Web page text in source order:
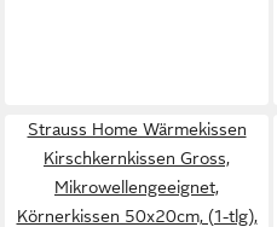
Strauss Home Wärmekissen
Kirschkernkissen Gross,
Mikrowellengeeignet,
Körnerkissen 50x20cm, (1-tlg),